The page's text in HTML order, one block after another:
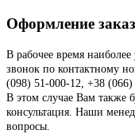
Оформление
В рабочее время наиболее
звонок по контактному
(098) 51-000-12, +38 (066)
В этом случае Вам также
консультация. Наши
вопросы.